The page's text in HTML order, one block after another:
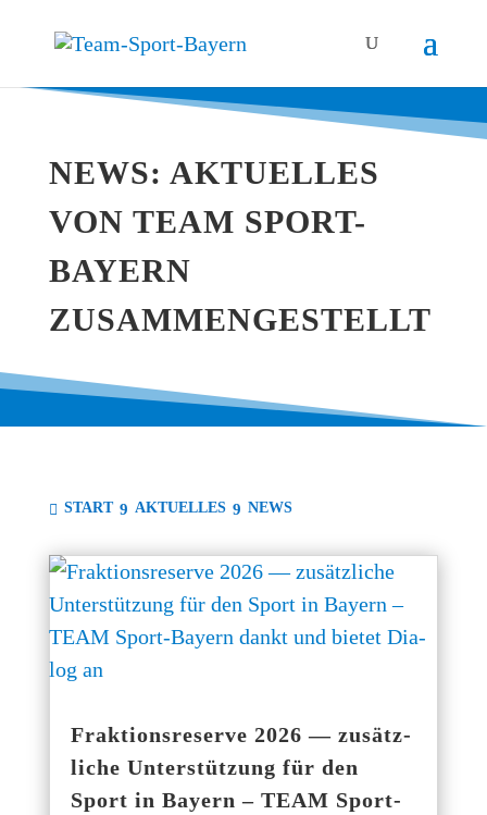
NEWS: AKTU­EL­LES
VON TEAM SPORT-
BAY­ERN
ZUSAMMENGESTELLT
START AKTU­EL­LES NEWS
Frak­ti­ons­re­ser­ve 2026 — zusätz­
li­che Unter­stüt­zung für den
Sport in Bay­ern – TEAM Sport-